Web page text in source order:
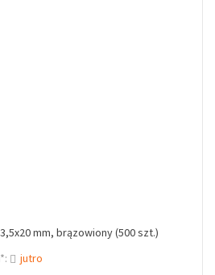
mm, brązowiony (500 szt.)
jutro